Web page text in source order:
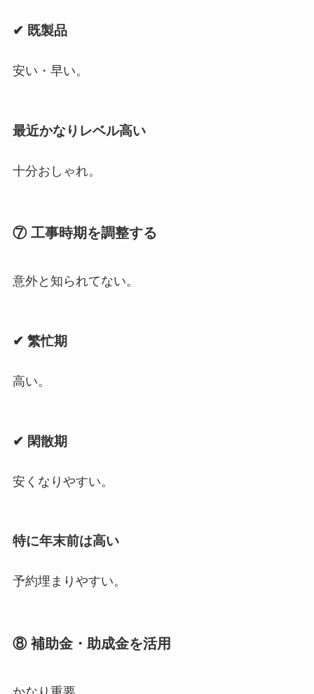
✔ 既製品
安い・早い。
最近かなりレベル高い
十分おしゃれ。
⑦ 工事時期を調整する
意外と知られてない。
✔ 繁忙期
高い。
✔ 閑散期
安くなりやすい。
特に年末前は高い
予約埋まりやすい。
⑧ 補助金・助成金を活用